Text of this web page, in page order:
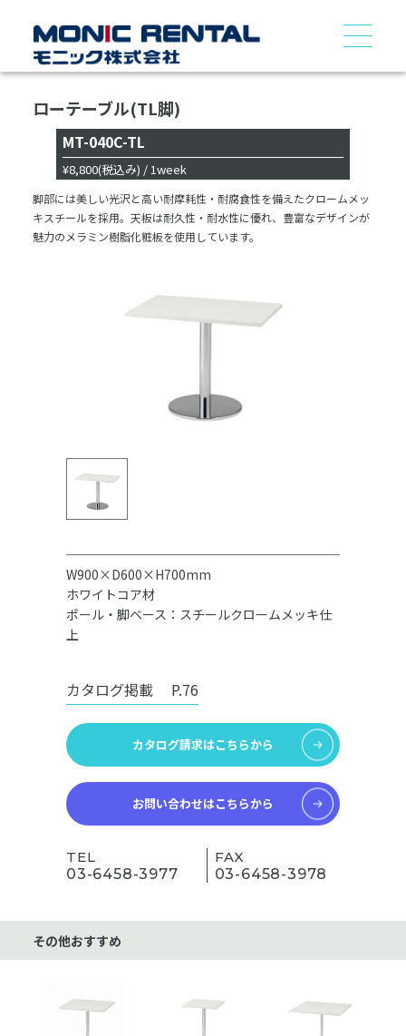
ローテーブル(TL脚)
MT-040C-TL
¥8,800(税込み) / 1week
脚部には美しい光沢と高い耐摩耗性・耐腐食性を備えたクロームメッ
キスチールを採用。天板は耐久性・耐水性に優れ、豊富なデザインが
魅力のメラミン樹脂化粧板を使用しています。
W900×D600×H700mm
ホワイトコア材
ポール・脚ベース：スチールクロームメッキ仕
上
カタログ掲載 P.76
カタログ請求はこちらから
お問い合わせはこちらから
TEL
03-6458-3977
FAX
03-6458-3978
その他おすすめ